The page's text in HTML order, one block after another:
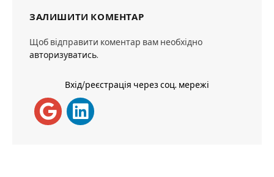
ЗАЛИШИТИ КОМЕНТАР
Щоб відправити коментар вам необхідно
авторизуватись.
Вхід/реєстрація через соц. мережі